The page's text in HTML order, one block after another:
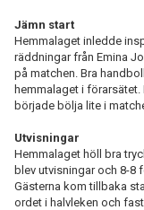
Jämn start
Hemmalaget inledde
räddningar från Emina
på matchen. Bra
hemmalaget i
började bölja lite i
Utvisningar
Hemmalaget höll bra
blev utvisningar och 8-8
Gästerna kom tillbaka
ordet i halvleken och